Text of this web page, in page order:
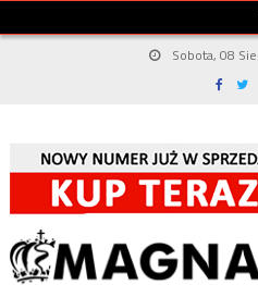
Sobota, 08